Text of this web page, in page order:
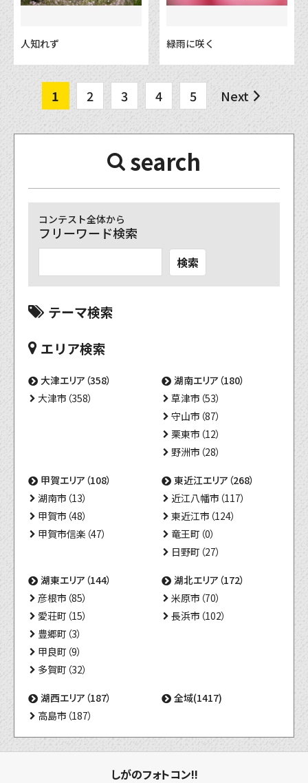
人知れず 緑雨に咲く
1 2 3 4 5 Next
search
コンテスト全体から
フリーワード検索
検索
テーマ検索
エリア検索
大津エリア（358）
大津市（358）
湖南エリア（180）
草津市（53）
守山市（87）
栗東市（12）
野洲市（28）
甲賀エリア（108）
湖南市（13）
甲賀市（48）
甲賀市信楽（47）
東近江エリア（268）
近江八幡市（117）
東近江市（124）
竜王町（0）
日野町（27）
湖東エリア（144）
彦根市（85）
愛荘町（15）
豊郷町（3）
甲良町（9）
多賀町（32）
湖北エリア（172）
米原市（70）
長浜市（102）
湖西エリア（187）
高島市（187）
全域(1417)
しがのフォトコン!!